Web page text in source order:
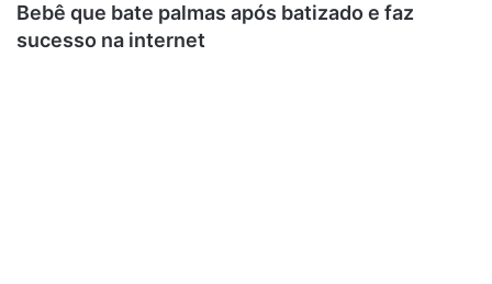
Bebê que bate palmas após batizado e faz
sucesso na internet